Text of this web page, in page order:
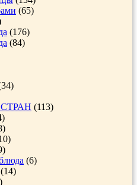
(65)
(176)
(84)
(113)
(6)
(14)